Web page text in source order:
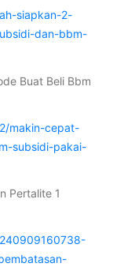
siapkan-2-
dan-bbm-
Buat Beli Bbm
makin-cepat-
subsidi-pakai-
Pertalite 1